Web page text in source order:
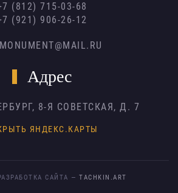
(812) 715-03-68
(921) 906-26-12
Адрес
8-Я СОВЕТСКАЯ, Д. 7
ЯНДЕКС.КАРТЫ
САЙТА —TACHKIN.ART